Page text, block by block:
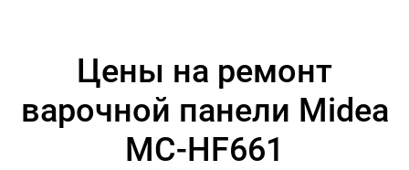
Цены на ремонт
варочной панели Midea
MC-HF661